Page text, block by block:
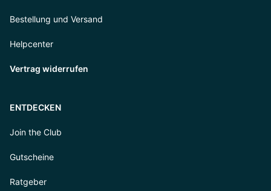
Bestellung und Versand
Helpcenter
Vertrag widerrufen
ENTDECKEN
Join the Club
Gutscheine
Ratgeber